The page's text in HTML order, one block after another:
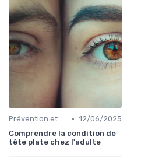
Prévention et Gestion des Blessures • 12/06/2025
Comprendre la condition de
tête plate chez l'adulte